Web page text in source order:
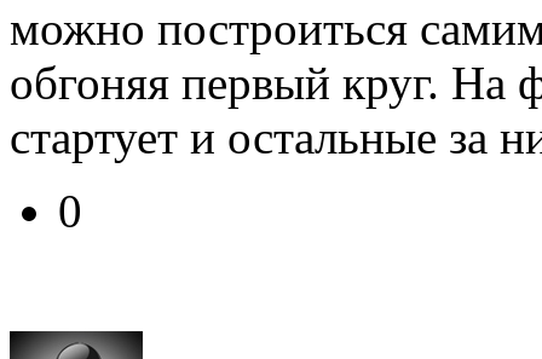
можно построиться
обгоняя первый круг.
стартует и остальные за
0